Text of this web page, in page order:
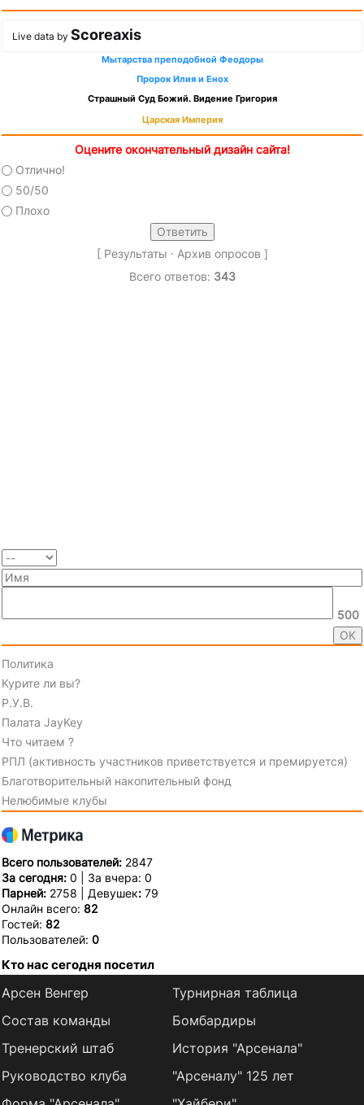
Live data by Scoreaxis
Мытарства преподобной Феодоры
Пророк Илия и Енох
Страшный Суд Божий. Видение Григория
Царская Империя
Оцените окончательный дизайн сайта!
Отлично!
50/50
Плохо
[ Результаты · Архив опросов ]
Всего ответов: 343
500
Политика
Курите ли вы?
Р.У.В.
Палата JayKey
Что читаем ?
РПЛ (активность участников приветствуется и премируется)
Благотворительный накопительный фонд
Нелюбимые клубы
Всего пользователей: 2847
За сегодня: 0 | За вчера: 0
Парней: 2758 | Девушек: 79
Онлайн всего: 82
Гостей: 82
Пользователей: 0
Кто нас сегодня посетил
Арсен Венгер
Состав команды
Тренерский штаб
Руководство клуба
Турнирная таблица
Бомбардиры
История "Арсенала"
"Арсеналу" 125 лет